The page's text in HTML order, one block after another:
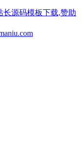
长源码模板下载,赞助